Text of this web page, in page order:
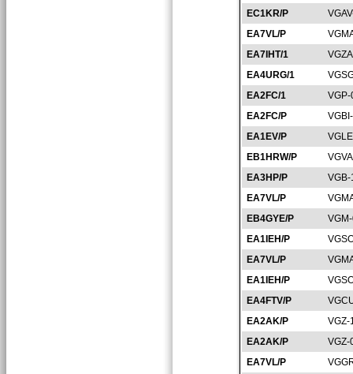
EC1KR/P
EA7VL/P
EA7IHT/1
EA4URG/1
EA2FC/1
EA2FC/P
EA1EV/P
EB1HRW/P
EA3HP/P
EA7VL/P
EB4GYE/P
EA1IEH/P
EA7VL/P
EA1IEH/P
EA4FTV/P
EA2AK/P
VGZ-
EA2AK/P
VGZ-
EA7VL/P